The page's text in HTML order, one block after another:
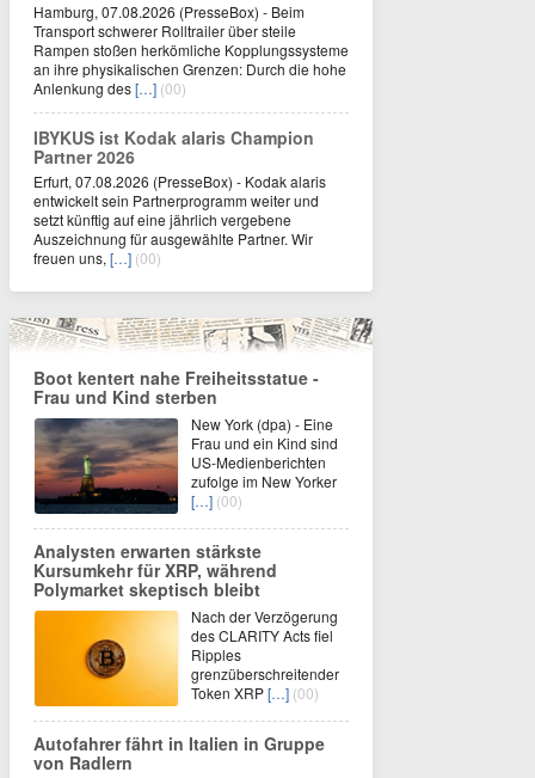
Hamburg, 07.08.2026 (PresseBox) - Beim
Transport schwerer Rolltrailer über steile
Rampen stoßen herkömliche Kopplungssysteme
an ihre physikalischen Grenzen: Durch die hohe
Anlenkung des[…] (00)
IBYKUS ist Kodak alaris Champion
Partner 2026
Erfurt, 07.08.2026 (PresseBox) - Kodak alaris
entwickelt sein Partnerprogramm weiter und
setzt künftig auf eine jährlich vergebene
Auszeichnung für ausgewählte Partner. Wir
freuen uns, […] (00)
Boot kentert nahe Freiheitsstatue -
Frau und Kind sterben
New York (dpa) - Eine
Frau und ein Kind sind
US-Medienberichten
zufolge im New Yorker
[…] (00)
Analysten erwarten stärkste
Kursumkehr für XRP, während
Polymarket skeptisch bleibt
Nach der Verzögerung
des CLARITY Acts fiel
Ripples
grenzüberschreitender
Token XRP[…] (00)
Autofahrer fährt in Italien in Gruppe
von Radlern